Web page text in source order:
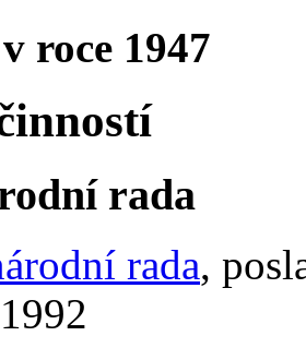
roce 1947
rada
rada,